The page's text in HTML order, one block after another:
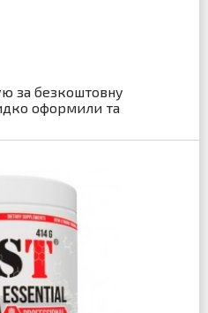
за безкоштовну
оформили та